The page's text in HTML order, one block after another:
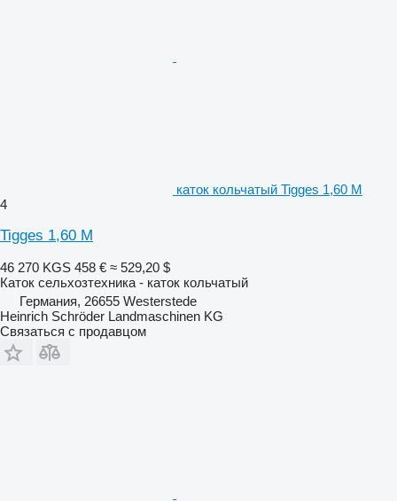
каток кольчатый Tigges 1,60 M
4
Tigges 1,60 M
46 270 KGS 458 € ≈ 529,20 $
Каток сельхозтехника - каток кольчатый
Германия, 26655 Westerstede
Heinrich Schröder Landmaschinen KG
Связаться с продавцом